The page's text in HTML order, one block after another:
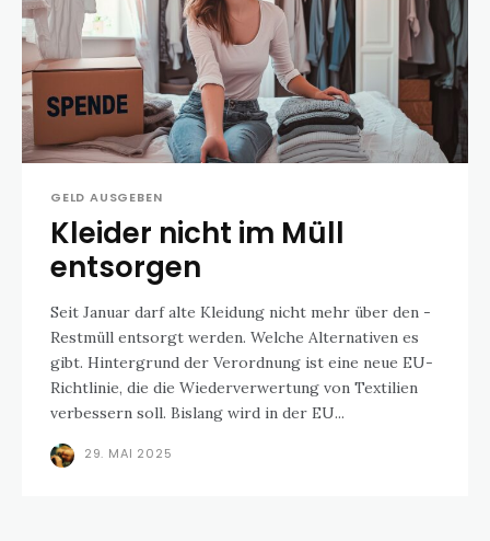
GELD AUSGEBEN
Kleider nicht im Müll
entsorgen
Seit Januar darf alte Kleidung nicht mehr über den ­
Restmüll entsorgt werden. Welche Alternativen es
gibt. Hintergrund der Verordnung ist eine neue EU-
Richtlinie, die die Wiederverwertung von Textilien
verbessern soll. Bislang wird in der EU...
29. MAI 2025